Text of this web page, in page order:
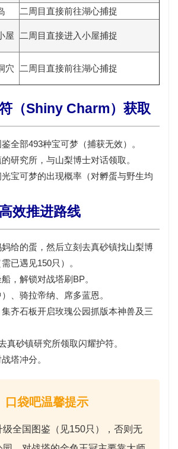
二周目直接前往湖心捕捉
屋 二周目直接进入小屋捕捉
穴 二周目直接前往湖心捕捉
（Shiny Charm）获取
全部493种宝可梦 （捕获无效）。
研究所 ，与山梨博士对话领取。
光宝可梦的出现概率（对孵蛋与野生均
效推进路线
给的蛋，然后立刻去真砂镇找山梨博
已遇见150只）。
，解锁对战塔刷BP。
、骑拉帝纳、席多蓝恩。
齐石板开启玫瑰公园抓版本神兽及三
真砂镇研究所领取闪耀护符。
塔冲分。
口袋吧温馨提示
级全国图鉴（见150只），否则无